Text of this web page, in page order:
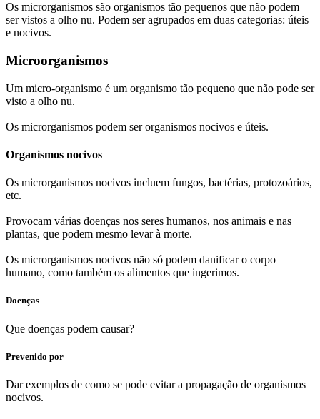
Os microrganismos são organismos tão pequenos que não podem
ser vistos a olho nu. Podem ser agrupados em duas categorias: úteis
e nocivos.
Microorganismos
Um micro-organismo é um organismo tão pequeno que não pode ser
visto a olho nu.
Os microrganismos podem ser organismos nocivos e úteis.
Organismos nocivos
Os microrganismos nocivos incluem fungos, bactérias, protozoários,
etc.
Provocam várias doenças nos seres humanos, nos animais e nas
plantas, que podem mesmo levar à morte.
Os microrganismos nocivos não só podem danificar o corpo
humano, como também os alimentos que ingerimos.
Doenças
Que doenças podem causar?
Prevenido por
Dar exemplos de como se pode evitar a propagação de organismos
nocivos.